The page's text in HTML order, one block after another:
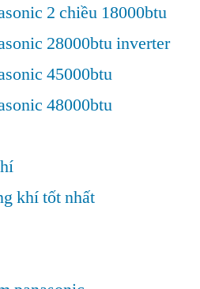
2 chiều 18000btu
28000btu inverter
45000btu
48000btu
khí tốt nhất